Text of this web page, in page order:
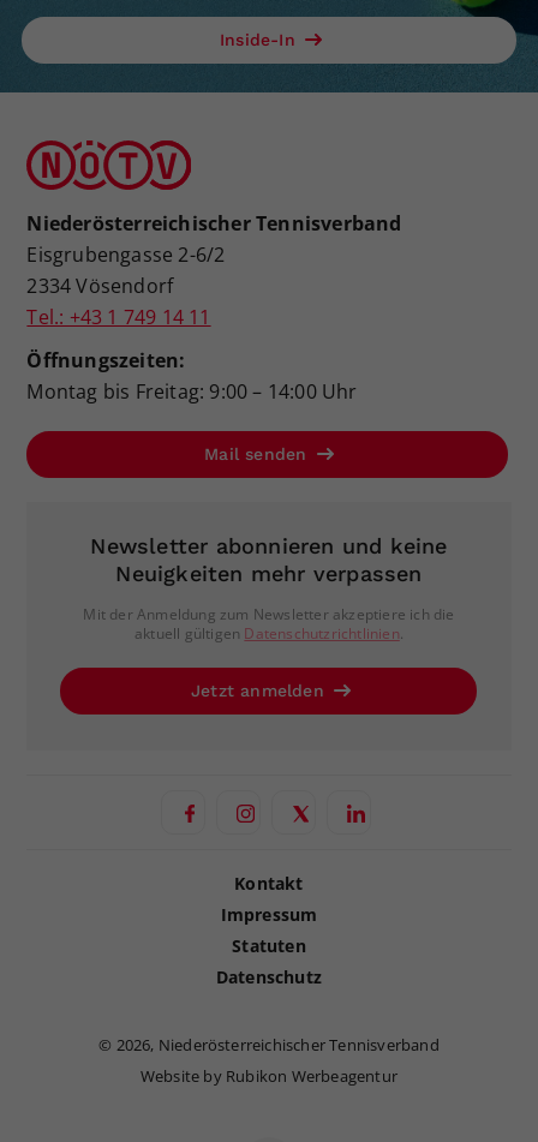
Inside-In
Niederösterreichischer Tennisverband
Eisgrubengasse 2-6/2
2334 Vösendorf
Tel.: +43 1 749 14 11
Öffnungszeiten:
Montag bis Freitag: 9:00 – 14:00 Uhr
Mail senden
Newsletter abonnieren und keine
Neuigkeiten mehr verpassen
Mit der Anmeldung zum Newsletter akzeptiere ich die
aktuell gültigen Datenschutzrichtlinien.
Jetzt anmelden
Kontakt
Impressum
Statuten
Datenschutz
© 2026, Niederösterreichischer Tennisverband
Website by Rubikon Werbeagentur